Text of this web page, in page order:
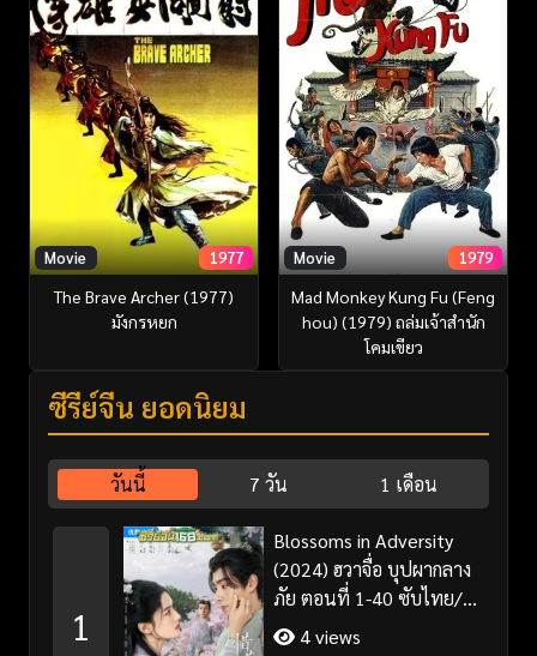
Movie 1977
The Brave Archer (1977)
มังกรหยก
Movie 1979
Mad Monkey Kung Fu (Feng
hou) (1979) ถล่มเจ้าสำนัก
โคมเขียว
ซีรี่ย์จีน ยอดนิยม
วันนี้ 7 วัน 1 เดือน
1
Blossoms in Adversity
(2024) ฮวาจื่อ บุปผากลาง
ภัย ตอนที่ 1-40 ซับไทย/
พากย์ไทย
4 views